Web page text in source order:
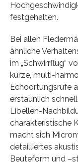
festgehalten.
Bei allen
ähnliche
im „Schwirrflug“
kurze, multi-
Echoortungsrufe
erstaunlich
Libellen-
charakteristische
macht sich
detailliertes
Beuteform und